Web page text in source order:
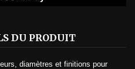
DU PRODUIT
diamètres et finitions pour